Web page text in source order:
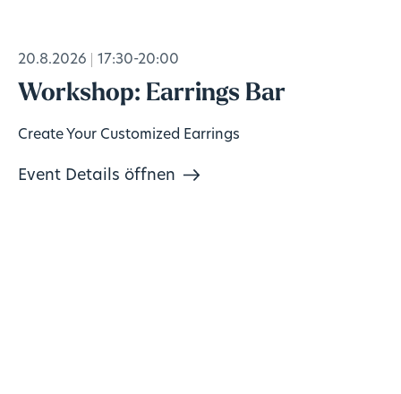
20.8.2026 17:30-20:00
Workshop: Earrings Bar
Create Your Customized Earrings
Event Details öffnen